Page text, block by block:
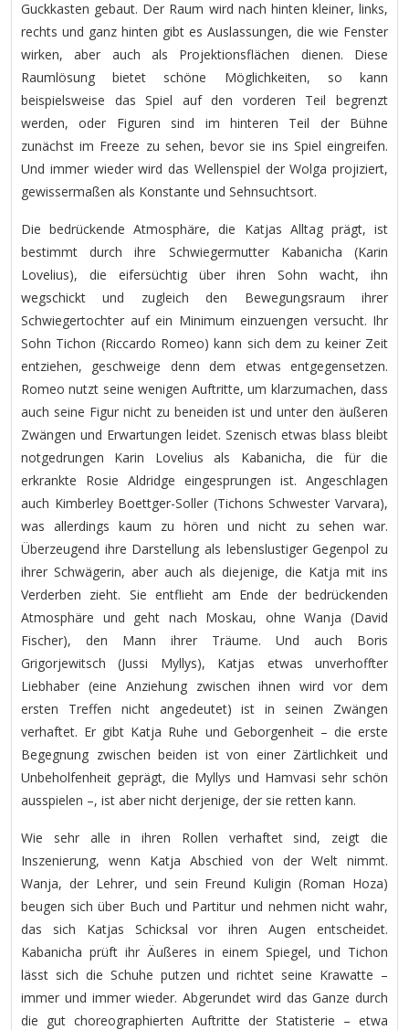
Guckkasten gebaut. Der Raum wird nach hinten kleiner, links,
rechts und ganz hinten gibt es Auslassungen, die wie Fenster
wirken, aber auch als Projektionsflächen dienen. Diese
Raumlösung bietet schöne Möglichkeiten, so kann
beispielsweise das Spiel auf den vorderen Teil begrenzt
werden, oder Figuren sind im hinteren Teil der Bühne
zunächst im Freeze zu sehen, bevor sie ins Spiel eingreifen.
Und immer wieder wird das Wellenspiel der Wolga projiziert,
gewissermaßen als Konstante und Sehnsuchtsort.
Die bedrückende Atmosphäre, die Katjas Alltag prägt, ist
bestimmt durch ihre Schwiegermutter Kabanicha (Karin
Lovelius), die eifersüchtig über ihren Sohn wacht, ihn
wegschickt und zugleich den Bewegungsraum ihrer
Schwiegertochter auf ein Minimum einzuengen versucht. Ihr
Sohn Tichon (Riccardo Romeo) kann sich dem zu keiner Zeit
entziehen, geschweige denn dem etwas entgegensetzen.
Romeo nutzt seine wenigen Auftritte, um klarzumachen, dass
auch seine Figur nicht zu beneiden ist und unter den äußeren
Zwängen und Erwartungen leidet. Szenisch etwas blass bleibt
notgedrungen Karin Lovelius als Kabanicha, die für die
erkrankte Rosie Aldridge eingesprungen ist. Angeschlagen
auch Kimberley Boettger-Soller (Tichons Schwester Varvara),
was allerdings kaum zu hören und nicht zu sehen war.
Überzeugend ihre Darstellung als lebenslustiger Gegenpol zu
ihrer Schwägerin, aber auch als diejenige, die Katja mit ins
Verderben zieht. Sie entflieht am Ende der bedrückenden
Atmosphäre und geht nach Moskau, ohne Wanja (David
Fischer), den Mann ihrer Träume. Und auch Boris
Grigorjewitsch (Jussi Myllys), Katjas etwas unverhoffter
Liebhaber (eine Anziehung zwischen ihnen wird vor dem
ersten Treffen nicht angedeutet) ist in seinen Zwängen
verhaftet. Er gibt Katja Ruhe und Geborgenheit – die erste
Begegnung zwischen beiden ist von einer Zärtlichkeit und
Unbeholfenheit geprägt, die Myllys und Hamvasi sehr schön
ausspielen –, ist aber nicht derjenige, der sie retten kann.
Wie sehr alle in ihren Rollen verhaftet sind, zeigt die
Inszenierung, wenn Katja Abschied von der Welt nimmt.
Wanja, der Lehrer, und sein Freund Kuligin (Roman Hoza)
beugen sich über Buch und Partitur und nehmen nicht wahr,
das sich Katjas Schicksal vor ihren Augen entscheidet.
Kabanicha prüft ihr Äußeres in einem Spiegel, und Tichon
lässt sich die Schuhe putzen und richtet seine Krawatte –
immer und immer wieder. Abgerundet wird das Ganze durch
die gut choreographierten Auftritte der Statisterie – etwa